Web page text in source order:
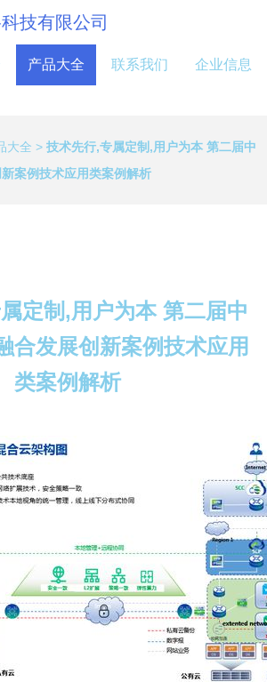
技有限公司
产品大全 联系我们 企业信息
大全 > 技术先行,专属定制,用户为本 第二届中
案例技术应用类案例解析
定制,用户为本 第二届中
合发展创新案例技术应用
类案例解析